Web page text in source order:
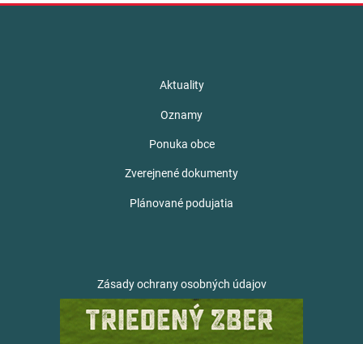
Aktuality
Oznamy
Ponuka obce
Zverejnené dokumenty
Plánované podujatia
Zásady ochrany osobných údajov